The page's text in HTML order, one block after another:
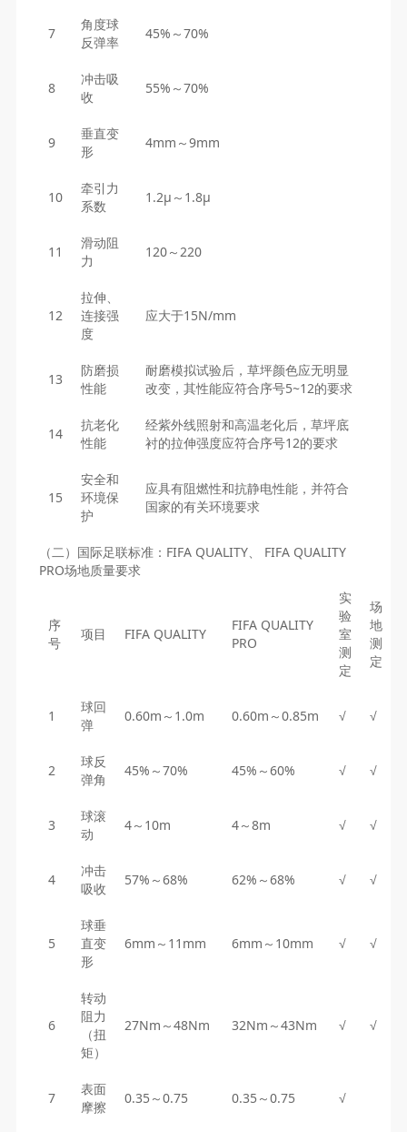
7
角度球
反弹率
45%～70%
8
冲击吸
收
55%～70%
9
垂直变
形
4mm～9mm
10
牵引力
系数
1.2μ～1.8μ
11
滑动阻
力
120～220
12
拉伸、
连接强
度
应大于15N/mm
13
防磨损
性能
耐磨模拟试验后，草坪颜色应无明显
改变，其性能应符合序号5~12的要求
14
抗老化
性能
经紫外线照射和高温老化后，草坪底
衬的拉伸强度应符合序号12的要求
15
安全和
环境保
护
应具有阻燃性和抗静电性能，并符合
国家的有关环境要求
（二）国际足联标准：FIFA QUALITY、 FIFA QUALITY
PRO场地质量要求
序
号
项目 FIFA QUALITY
FIFA QUALITY
PRO
实
验
室
测
定
场
地
测
定
1
球回
弹
0.60m～1.0m 0.60m～0.85m √ √
2
球反
弹角
45%～70% 45%～60% √ √
3
球滚
动
4～10m 4～8m √ √
4
冲击
吸收
57%～68% 62%～68% √ √
5
球垂
直变
形
6mm～11mm 6mm～10mm √ √
6
转动
阻力
（扭
矩）
27Nm～48Nm 32Nm～43Nm √ √
7
表面
摩擦
0.35～0.75 0.35～0.75 √